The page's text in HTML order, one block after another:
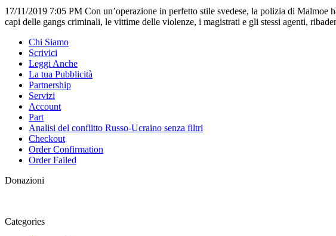
17/11/2019 7:05 PM Con un’operazione in perfetto stile svedese, la polizia di Malmoe
capi delle gangs criminali, le vittime delle violenze, i magistrati e gli stessi agenti,
Chi Siamo
Scrivici
Leggi Anche
La tua Pubblicità
Partnership
Servizi
Account
Part
Analisi del conflitto Russo-Ucraino senza filtri
Checkout
Order Confirmation
Order Failed
Donazioni
Categories